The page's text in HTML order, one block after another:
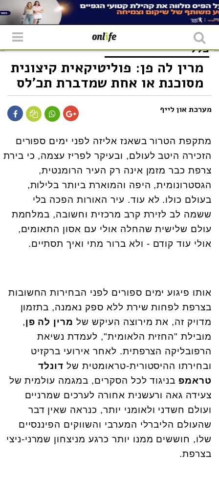
כללי
מרין לה פן: פוליטיקאית קיצונית
מסוכנת או אחת שמדברת תכ'לס
מערכת און לייף
מתקפת הטרור בשאנז אליזה לפני ימים ספורים
הזכירה היטב לעולם, ובעיקר לפריז עצמה, כי בירת
צרפת כבר מזמן אינה רק העיר הרומנטית,
הגסטרונומית, היפה והמוארת ביותר בלילות,
בעולם כולו. לא עוד. עיר האורות הפכה בלי
ששמה לב לזירת קרב מרכזית וחשובה, במלחמת
עולם שלישית שהחלה אולי עם אסון התאומים,
אולי עוד קודם - ולא ברור מתי ואיך תסתיים.
אותו פיגוע ימים ספורים לפני הבחירות החשובות
בצרפת לפחות שירת ללא ספק נאמנה, בתזמון
מדויק זה, את מירוצה העיקש של מרין לה פן,
מובילת "החזית הלאומית", לעמדת נשיאת
הרפובליקה הצרפתית. לאחר אירועי ברקזיט
ובחירתו ההיסטורית-טראומטית של דונלד
טראמפ בניגוד לכל הסקרים, במגמה עולמית של
צעידה גאה ורעשנית אחורה לערכים שמרניים
ועולם חשדני ולאומני יותר, כנראה שאין דבר
שהעולם הליברלי המערבי והשווקים הפיננסיים
שלו, חוששים ממנו יותר כרגע מניצחון שמרני-ניצי
בצרפת.